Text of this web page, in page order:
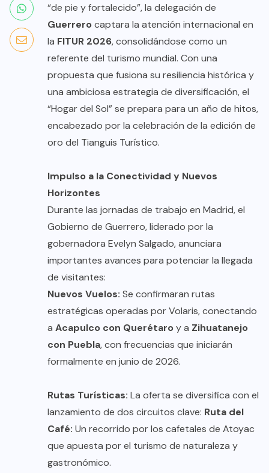
“de pie y fortalecido”, la delegación de
Guerrerocaptara la atención internacional en
la FITUR 2026, consolidándose como un
referente del turismo mundial. Con una
propuesta que fusiona su resiliencia histórica y
una ambiciosa estrategia de diversificación, el
“Hogar del Sol” se prepara para un año de hitos,
encabezado por la celebración de la edición de
oro del Tianguis Turístico.
Impulso a la Conectividad y Nuevos
Horizontes
Durante las jornadas de trabajo en Madrid, el
Gobierno de Guerrero, liderado por la
gobernadora Evelyn Salgado, anunciara
importantes avances para potenciar la llegada
de visitantes:
Nuevos Vuelos: Se confirmaran rutas
estratégicas operadas por Volaris, conectando
a Acapulco con Querétaroy a Zihuatanejo
con Puebla, con frecuencias que iniciarán
formalmente en junio de 2026.
Rutas Turísticas: La oferta se diversifica con el
lanzamiento de dos circuitos clave: Ruta del
Café: Un recorrido por los cafetales de Atoyac
que apuesta por el turismo de naturaleza y
gastronómico.